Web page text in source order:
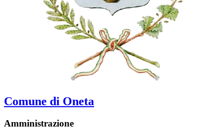
Comune di Oneta
Amministrazione